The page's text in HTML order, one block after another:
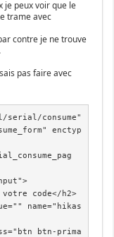
je peux voir que le
trame avec
contre je ne trouve
pas faire avec
serial/consume"
enctyp